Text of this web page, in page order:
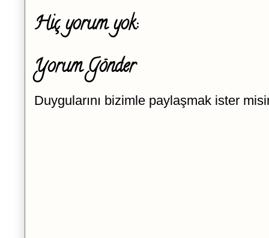
Hiç yorum yok:
Yorum Gönder
Duygularını bizimle paylaşmak ister